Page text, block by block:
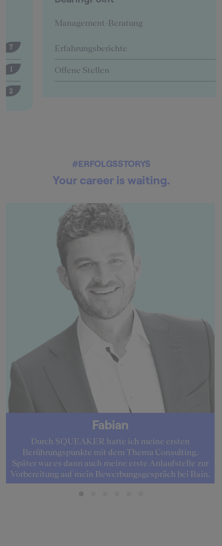
Management-Beratung
Erfahrungsberichte
Offene Stellen
#ERFOLGSSTORYS
Your career is waiting.
Fabian
Durch SQUEAKER hatte ich meine ersten
Berührungspunkte mit dem Thema Consulting.
Später war es dann auch meine erste Anlaufstelle zur
Vorbereitung auf mein Bewerbungsgespräch bei Bain.